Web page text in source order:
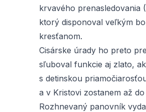
krvavého prenasledovania
ktorý disponoval veľkým
kresťanom.
Cisárske úrady ho preto
sľuboval funkcie aj zlato,
s detinskou
a v Kristovi zostanem až do
Rozhnevaný panovník